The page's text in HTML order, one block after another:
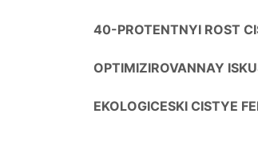
40-PROTENTNYI ROST
OPTIMIZIROVANNAY
EKOLOGICESKI CISTYE